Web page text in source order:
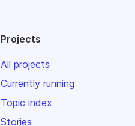
Projects
All projects
Currently running
Topic index
Stories